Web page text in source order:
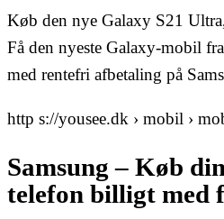
Køb den nye Galaxy S21
Få den nyeste Galaxy-mobil
med rentefri afbetaling på
http s://yousee.dk › mobil ›
Samsung – Køb
telefon billigt med